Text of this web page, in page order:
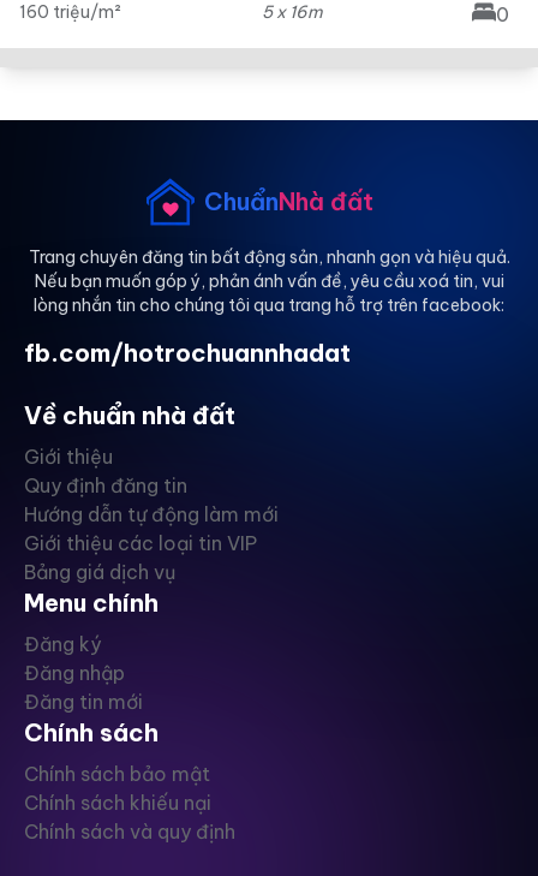
160 triệu/m² 5 x 16m
0
ChuẩnNhà đất
Trang chuyên đăng tin bất động sản, nhanh gọn và hiệu quả.
Nếu bạn muốn góp ý, phản ánh vấn đề, yêu cầu xoá tin, vui
lòng nhắn tin cho chúng tôi qua trang hỗ trợ trên facebook:
fb.com/hotrochuannhadat
Về chuẩn nhà đất
Giới thiệu
Quy định đăng tin
Hướng dẫn tự động làm mới
Giới thiệu các loại tin VIP
Bảng giá dịch vụ
Menu chính
Đăng ký
Đăng nhập
Đăng tin mới
Chính sách
Chính sách bảo mật
Chính sách khiếu nại
Chính sách và quy định